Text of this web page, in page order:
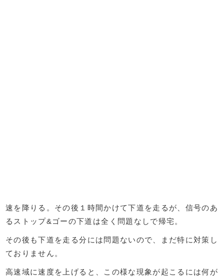
速を降りる。その後１時間かけて下道を走るが、信号のあ
るストップ&ゴーの下道は全く問題なしで帰宅。
その後も下道を走る分には問題ないので、まだ特に対策し
ておりません。
高速域に速度を上げると、この様な現象が起こるには何が